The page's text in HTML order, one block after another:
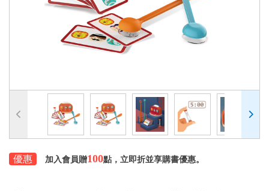
優惠 加入會員贈100點，立即折並享購書優惠。